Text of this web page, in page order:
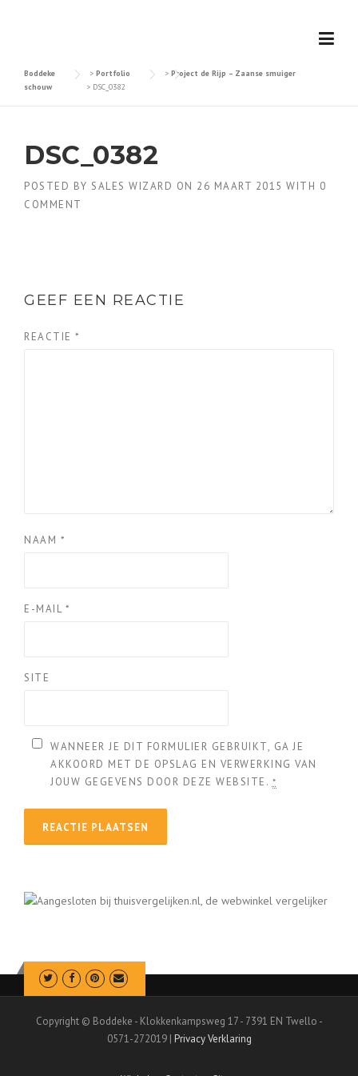
Boddeke > Portfolio > Project de Rijp – Zaanse smuiger
schouw
> DSC_0382
DSC_0382
POSTED BY SALES WIZARD ON 26 MAART 2015 WITH 0
COMMENT
GEEF EEN REACTIE
REACTIE *
NAAM *
E-MAIL *
SITE
WANNEER JE DIT FORMULIER GEBRUIKT, GA JE
AKKOORD MET DE OPSLAG EN VERWERKING VAN
JOUW GEGEVENS DOOR DEZE WEBSITE. *
Copyright © Boddeke - Klokkenkampsweg 17 - 7391 EN Twello -
0571-272019 | Privacy Verklaring